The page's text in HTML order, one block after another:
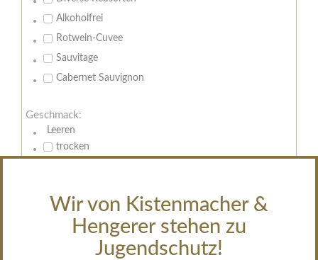
Wir von Kistenmacher &
Hengerer stehen zu
Jugendschutz!
Alkoholfrei
Rotwein-Cuvee
Sauvitage
Cabernet Sauvignon
Geschmack:
Leeren
trocken
restsüß
edelsüß